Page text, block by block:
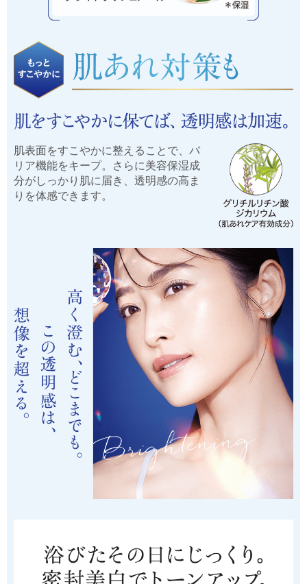
肌表面をすこやかに整えることで、バ
リア機能をキープ。さらに美容保湿成
分がしっかり肌に届き、透明感の高ま
りを体感できます。